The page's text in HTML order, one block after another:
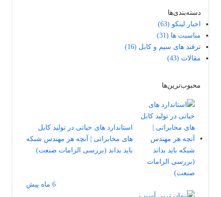
دسته‌بندی‌ها
اخبار لینکو (63)
مناسبت ها (31)
ترفند های سیم و کابل (16)
مقالات (43)
محبوب‌ترین‌ها
استاندارد های حیاتی در تولید کابل‌
های مخابراتی | آنچه هر مهندس شبکه
باید بداند (بررسی الزامات صنعت)
6 ماه پیش